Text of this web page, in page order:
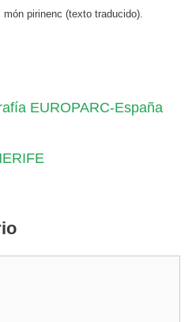
pirinenc (texto traducido).
EUROPARC-España